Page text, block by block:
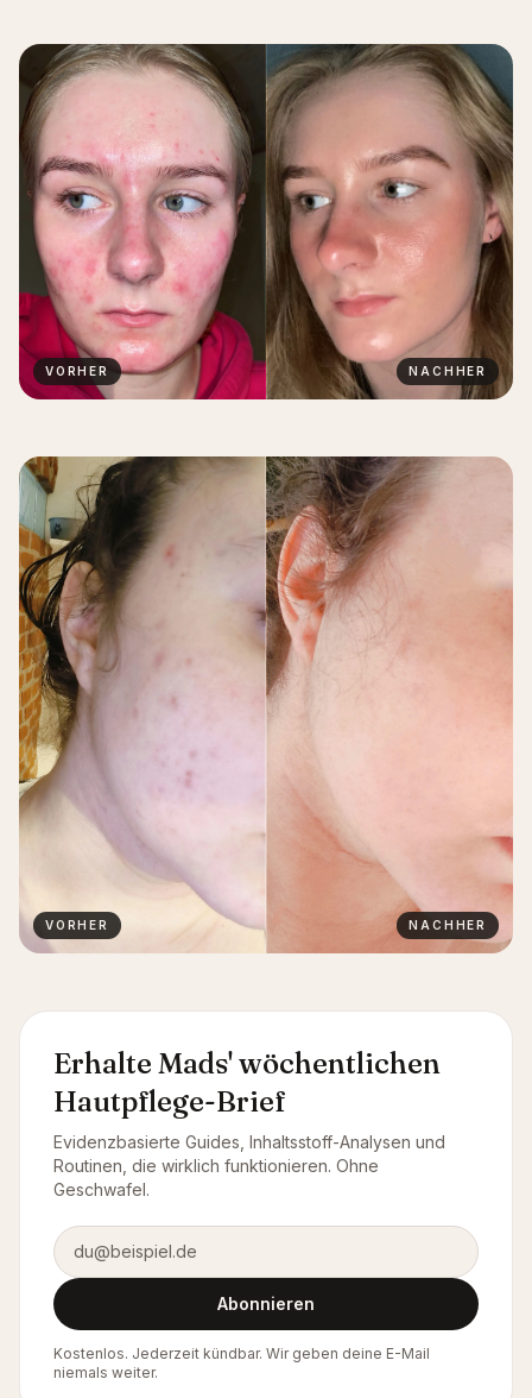
VORHER NACHHER
VORHER NACHHER
Erhalte Mads' wöchentlichen
Hautpflege-Brief
Evidenzbasierte Guides, Inhaltsstoff-Analysen und
Routinen, die wirklich funktionieren. Ohne
Geschwafel.
E-Mail-Adresse
Abonnieren
Kostenlos. Jederzeit kündbar. Wir geben deine E-Mail
niemals weiter.